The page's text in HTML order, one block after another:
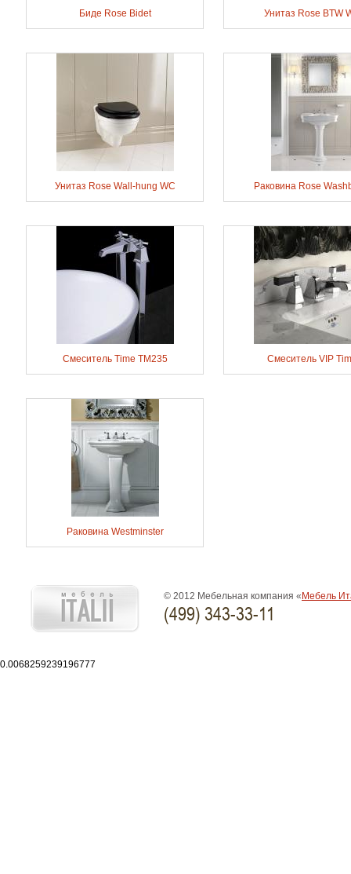
Биде Rose Bidet Унитаз Rose BTW
Унитаз Rose Wall-hung WC Раковина Rose
Смеситель Time TM235 Смеситель VIP
Раковина Westminster
© 2012 Мебельная компания « Мебель
(499) 343-33-11
0.0068259239196777